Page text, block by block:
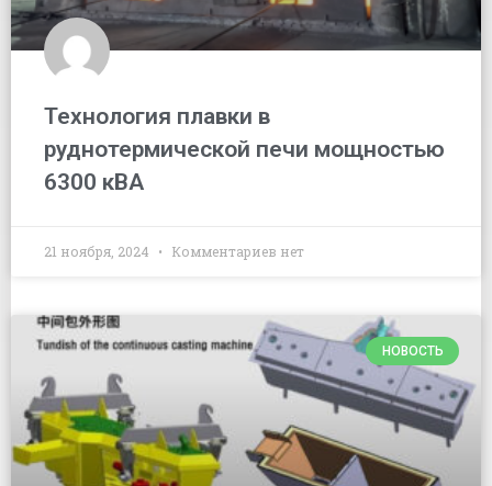
Технология плавки в
руднотермической печи мощностью
6300 кВА
21 ноября, 2024 Комментариев нет
НОВОСТЬ